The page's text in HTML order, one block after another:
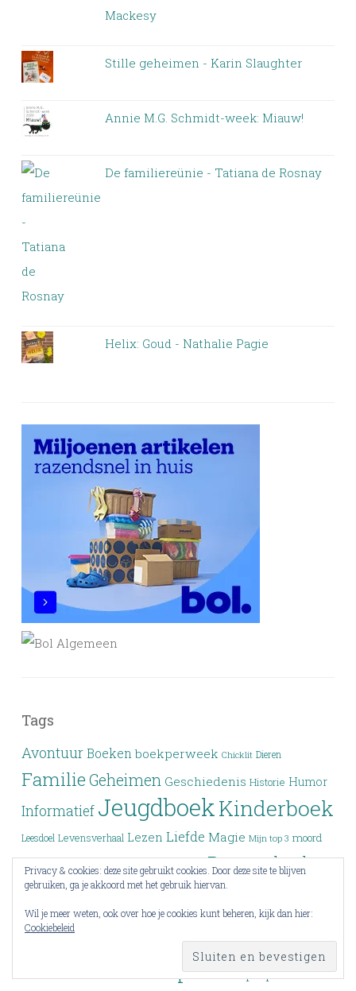
Mackesy
Stille geheimen - Karin Slaughter
Annie M.G. Schmidt-week: Miauw!
De familiereünie - Tatiana de Rosnay
Helix: Goud - Nathalie Pagie
Tags
Avontuur Boeken boekperweek Chicklit Dieren
Familie Geheimen Geschiedenis Historie Humor
Informatief JeugdboekKinderboek
Leesdoel Levensverhaal Lezen Liefde Magie Mijn top 3 moord
Natuur Non-fictie Politiethriller Prentenboek
Psychologisch Remy leest Roman
Samenwerken seriemoordenaar SpanningThriller
Verleden
Voorlezen Vriendschap Wraak Wrap-up YA
Privacy & cookies: deze site gebruikt cookies. Door deze site te blijven
gebruiken, ga je akkoord met het gebruik hiervan.
Wil je meer weten, ook over hoe je cookies kunt beheren, kijk dan hier:
Cookiebeleid